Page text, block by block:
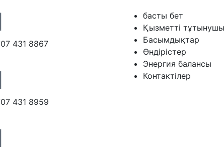
431 8867
431 8959
басты бет
Қызметті тұтынушы
Басымдықтар
Өндірістер
Энергия балансы
Контактілер